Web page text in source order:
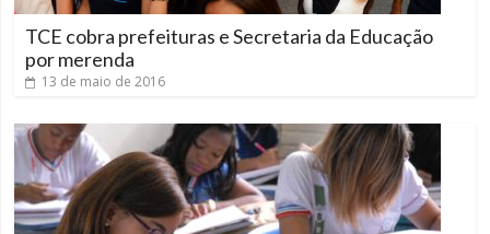
TCE cobra prefeituras e Secretaria da Educação
por merenda
13 de maio de 2016